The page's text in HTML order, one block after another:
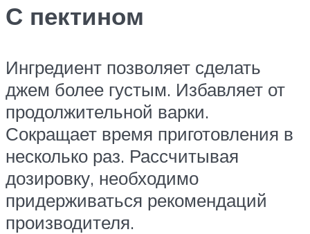
С пектином
Ингредиент позволяет сделать
джем более густым. Избавляет от
продолжительной варки.
Сокращает время приготовления в
несколько раз. Рассчитывая
дозировку, необходимо
придерживаться рекомендаций
производителя.